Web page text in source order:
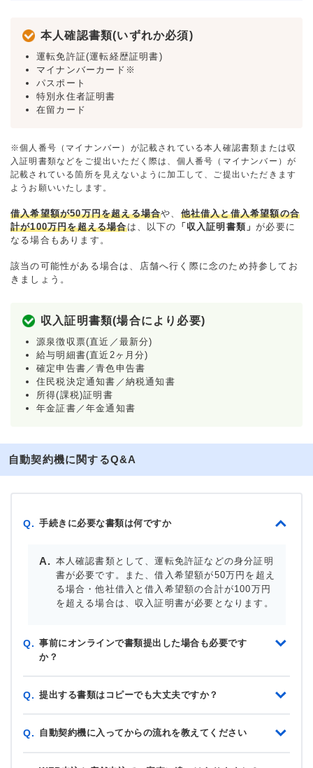
本人確認書類(いずれか必須)
運転免許証(運転経歴証明書)
マイナンバーカード※
パスポート
特別永住者証明書
在留カード
※個人番号（マイナンバー）が記載されている本人確認書類または収
入証明書類などをご提出いただく際は、個人番号（マイナンバー）が
記載されている箇所を見えないように加工して、ご提出いただきます
ようお願いいたします。
借入希望額が50万円を超える場合や、 他社借入と借入希望額の合
計が100万円を超える場合は、以下の 「収入証明書類」が必要に
なる場合もあります。
該当の可能性がある場合は、店舗へ行く際に念のため持参してお
きましょう。
収入証明書類(場合により必要)
源泉徴収票(直近／最新分)
給与明細書(直近2ヶ月分)
確定申告書／青色申告書
住民税決定通知書／納税通知書
所得(課税)証明書
年金証書／年金通知書
自動契約機に関するQ&A
Q. 手続きに必要な書類は何ですか
本人確認書類として、運転免許証などの身分証明
書が必要です。また、借入希望額が50万円を超え
る場合・他社借入と借入希望額の合計が100万円
を超える場合は、収入証明書が必要となります。
Q. 事前にオンラインで書類提出した場合も必要です
か？
Q. 提出する書類はコピーでも大丈夫ですか？
Q. 自動契約機に入ってからの流れを教えてください